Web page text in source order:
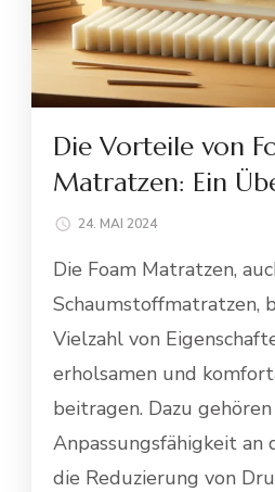
Die Vorteile von
Matratzen: Ein
24. MAI 2024
Die Foam Matratzen,
Schaumstoffmatratzen,
Vielzahl von
erholsamen und
beitragen. Dazu
Anpassungsfähigkeit an
die Reduzierung von